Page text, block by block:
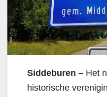
Siddeburen – Het
historische